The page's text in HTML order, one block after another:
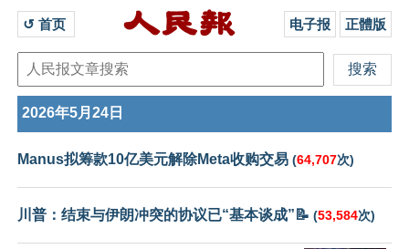
↺ 首页 电子报 正體版
2026年5月24日
Manus拟筹款10亿美元解除Meta收购交易 (64,707次)
川普：结束与伊朗冲突的协议已“基本谈成”📝 (53,584次)